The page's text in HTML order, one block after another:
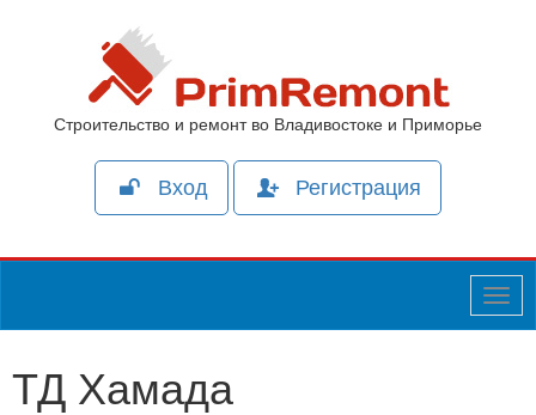
Строительство и ремонт во Владивостоке и Приморье
Вход Регистрация
ТД Хамада